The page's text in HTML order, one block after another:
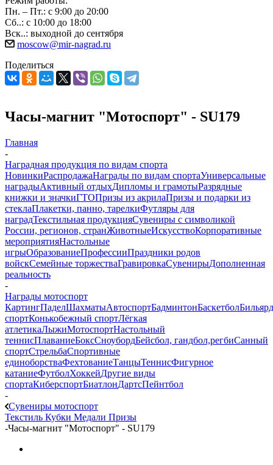
Пн. – Пт.: с 9:00 до 20:00
Сб..: с 10:00 до 18:00
Вск..: выходной до сентября
moscow@mir-nagrad.ru
Поделиться
Часы-магнит "Мотоспорт" - SU179
Главная
-
Наградная продукция по видам спорта
НовинкиРаспродажаНаграды по видам спортаУниверсальные
наградыАктивный отдыхДипломы и грамотыРазрядные
книжки и значкиГТОПризы из акрилаПризы и подарки из
стеклаПлакетки, панно, тарелкиФутляры для
наградТекстильная продукцияСувениры с символикой
России, регионов, странЖивотныеИскусствоКорпоративные
мероприятияНастольные
игрыОбразованиеПрофессииПраздники родов
войскСемейные торжестваГравировкаСувенирыДополненная
реальность
-
Награды мотоспорт
КартингПаделШахматыАвтоспортБадминтонБаскетболБильярд
спортКонькобежный спортЛёгкая
атлетикаЛыжиМотоспортНастольный
теннисПлаваниеБоксСноубордБейсбол, гандбол,регбиСанный
спортСтрельбаСпортивные
единоборстваФехтованиеТанцыТеннисФигурное
катаниеФутболХоккейДругие виды
спортаКиберспортБиатлонДартсПейнтбол
-
Сувениры мотоспорт
Текстиль Кубки Медали Призы
-Часы-магнит "Мотоспорт" - SU179